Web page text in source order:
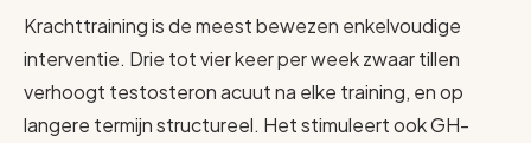
Krachttraining is de meest bewezen enkelvoudige
interventie. Drie tot vier keer per week zwaar tillen
verhoogt testosteron acuut na elke training, en op
langere termijn structureel. Het stimuleert ook GH-